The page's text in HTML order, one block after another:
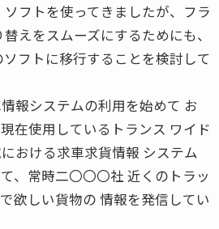
ソフトを使ってきましたが、フラ
えをスムーズにするためにも、
ソフトに移行することを検討して
報システムの利用を始めて お
在使用しているトランス ワイド
おける求車求貨情報 システム
、常時二〇〇〇社 近くのトラッ
欲しい貨物の 情報を発信してい